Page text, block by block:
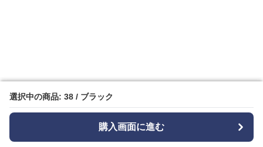
選択中の商品: 38 / ブラック
購入画面に進む
選択中の商品: 38 / ブラック
購入画面に進む